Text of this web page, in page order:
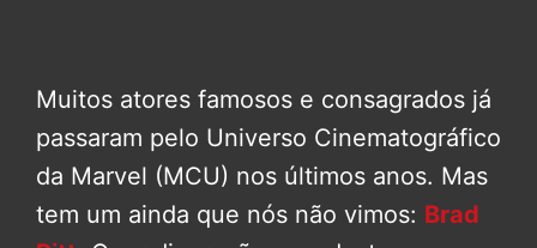
Muitos atores famosos e consagrados já
passaram pelo Universo Cinematográfico
da Marvel (MCU) nos últimos anos. Mas
tem um ainda que nós não vimos: Brad